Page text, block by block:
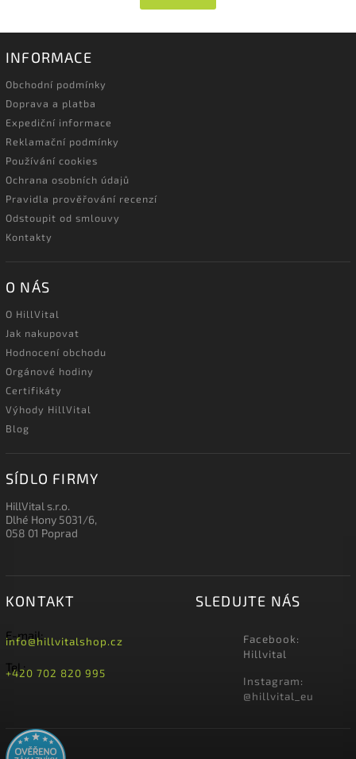
INFORMACE
Obchodní podmínky
Doprava a platba
Expediční informace
Reklamační podmínky
Používání cookies
Ochrana osobních údajů
Pravidla prověřování recenzí
Odstoupit od smlouvy
Kontakty
O NÁS
O HillVital
Jak nakupovat
Hodnocení obchodu
Orgánové hodiny
Certifikáty
Výhody HillVital
Blog
SÍDLO FIRMY
HillVital s.r.o.
Dlhé Hony 5031/6,
058 01 Poprad
SLEDUJTE NÁS
Facebook:
Hillvital
Instagram:
@hillvital_eu
KONTAKT
E-mail:
info@hillvitalshop.cz
Tel.:
+420 702 820 995